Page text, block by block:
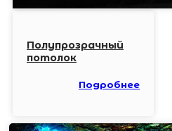
Полупрозрачный
потолок
Подробнее